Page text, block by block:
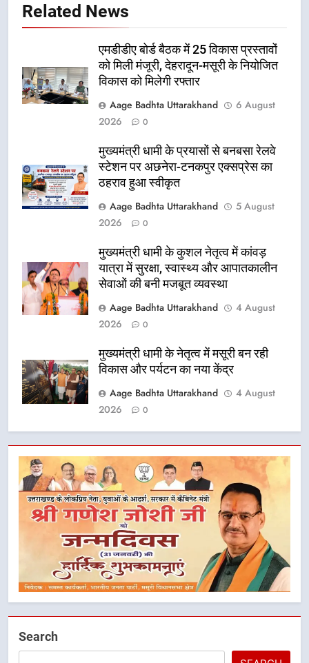
Related News
एमडीडीए बोर्ड बैठक में 25 विकास प्रस्तावों
को मिली मंजूरी, देहरादून-मसूरी के नियोजित
विकास को मिलेगी रफ्तार
Aage Badhta Uttarakhand
6 August
2026
0
मुख्यमंत्री धामी के प्रयासों से बनबसा रेलवे
स्टेशन पर अछनेरा-टनकपुर एक्सप्रेस का
ठहराव हुआ स्वीकृत
Aage Badhta Uttarakhand
5 August
2026
0
मुख्यमंत्री धामी के कुशल नेतृत्व में कांवड़
यात्रा में सुरक्षा, स्वास्थ्य और आपातकालीन
सेवाओं की बनी मजबूत व्यवस्था
Aage Badhta Uttarakhand
4 August
2026
0
मुख्यमंत्री धामी के नेतृत्व में मसूरी बन रही
विकास और पर्यटन का नया केंद्र
Aage Badhta Uttarakhand
4 August
2026
0
Search
5
मुख्यमंत्री धामी ने ₹33 करोड़ के विकास
कर बनाया भरोसे का प्रतीक